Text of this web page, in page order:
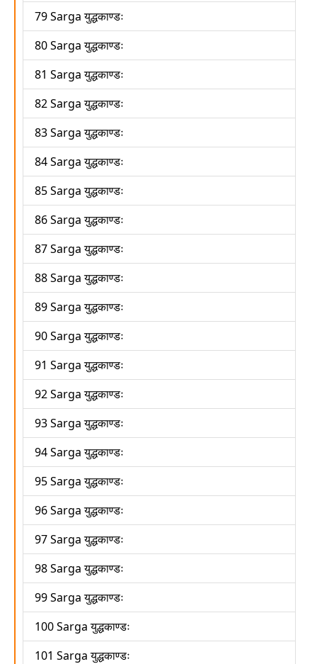
79 Sarga युद्धकाण्डः
80 Sarga युद्धकाण्डः
81 Sarga युद्धकाण्डः
82 Sarga युद्धकाण्डः
83 Sarga युद्धकाण्डः
84 Sarga युद्धकाण्डः
85 Sarga युद्धकाण्डः
86 Sarga युद्धकाण्डः
87 Sarga युद्धकाण्डः
88 Sarga युद्धकाण्डः
89 Sarga युद्धकाण्डः
90 Sarga युद्धकाण्डः
91 Sarga युद्धकाण्डः
92 Sarga युद्धकाण्डः
93 Sarga युद्धकाण्डः
94 Sarga युद्धकाण्डः
95 Sarga युद्धकाण्डः
96 Sarga युद्धकाण्डः
97 Sarga युद्धकाण्डः
98 Sarga युद्धकाण्डः
99 Sarga युद्धकाण्डः
100 Sarga युद्धकाण्डः
101 Sarga युद्धकाण्डः